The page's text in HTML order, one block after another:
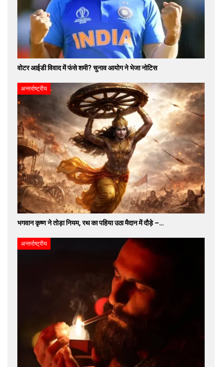
वोटर आईडी विवाद में फंसे शमी? चुनाव आयोग ने भेजा नोटिस
अन्तर्राष्ट्रीय
भगवान कृष्ण ने तोड़ा नियम, रथ का पहिया उठा मैदान में दौड़े –…
अन्तर्राष्ट्रीय